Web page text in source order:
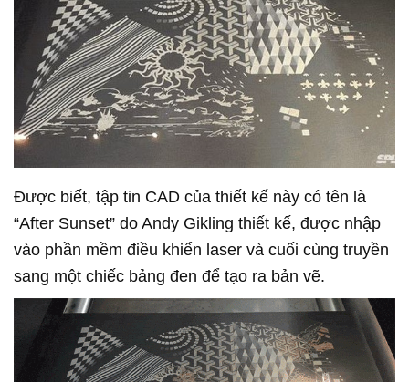
Được biết, tập tin CAD của thiết kế này có tên là
“After Sunset” do Andy Gikling thiết kế, được nhập
vào phần mềm điều khiển laser và cuối cùng truyền
sang một chiếc bảng đen để tạo ra bản vẽ.